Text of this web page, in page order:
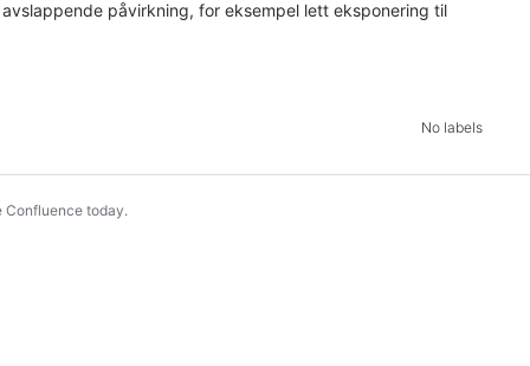
påvirkning, for eksempel lett eksponering til
No labels
Confluence today.